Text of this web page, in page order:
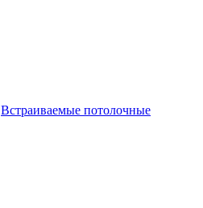
Встраиваемые потолочные